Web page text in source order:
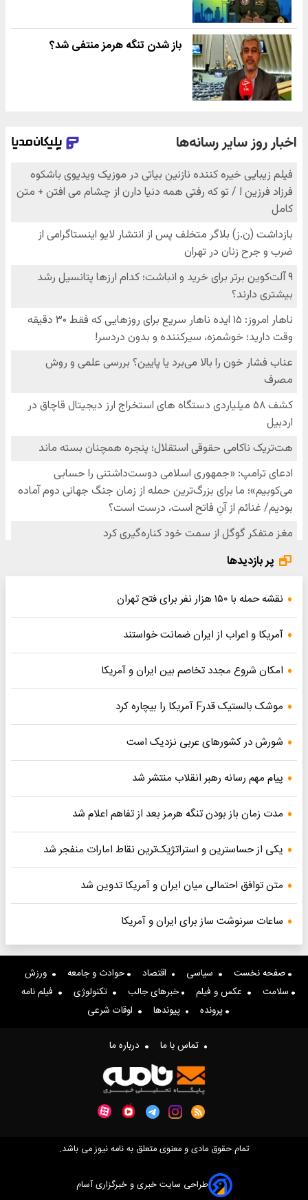
باز شدن تنگه هرمز منتفی شد؟
پر بازدیدها
نقشه حمله با ۱۵۰ هزار نفر برای فتح تهران
آمریکا و اعراب از ایران ضمانت خواستند
امکان شروع مجدد تخاصم‌ بین ایران و آمریکا
موشک بالستیک قدرF آمریکا را بیچاره کرد
شورش در کشورهای عربی نزدیک است
پیام مهم رسانه رهبر انقلاب منتشر شد
مدت زمان باز بودن تنگه هرمز بعد از تفاهم اعلام شد
یکی از حساسترین و استراتژیک‌ترین نقاط امارات منفجر شد
متن توافق احتمالی میان ایران و آمریکا تدوین شد
ساعات سرنوشت ساز برای ایران و آمریکا
صفحه نخست سیاسی اقتصاد حوادث و جامعه
ورزش
سلامت
عکس و فیلم خبرهای جالب تکنولوژی
فیلم نامه
پرونده
پیوندها اوقات شرعی
تماس با ما درباره ما
تمام حقوق مادی و معنوی متعلق به نامه نیوز می باشد.
طراحی سایت خبری و خبرگزاری آسام